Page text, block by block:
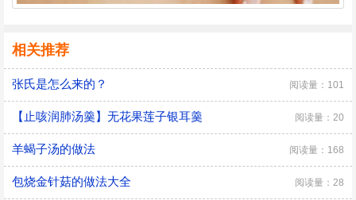
相关推荐
张氏是怎么来的？ 阅读量：101
【止咳润肺汤羹】无花果莲子银耳羹 阅读量：20
羊蝎子汤的做法 阅读量：168
包烧金针菇的做法大全 阅读量：28